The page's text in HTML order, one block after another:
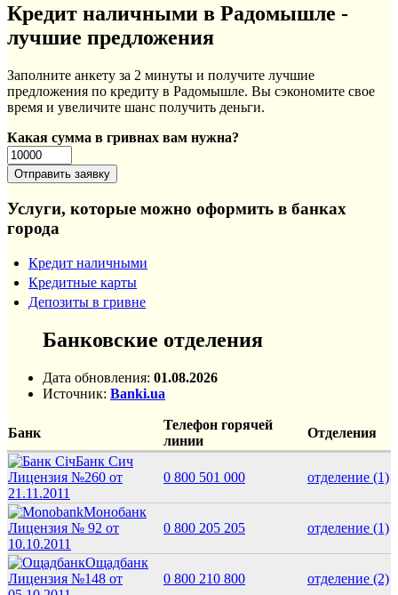
Кредит наличными в Радомышле -
лучшие предложения
Заполните анкету за 2 минуты и получите лучшие
предложения по кредиту в Радомышле. Вы сэкономите свое
время и увеличите шанс получить деньги.
Какая сумма в гривнах вам нужна?
Услуги, которые можно оформить в банках
города
Кредит наличными
Кредитные карты
Депозиты в гривне
Банковские отделения
Дата обновления: 01.08.2026
Источник: Banki.ua
Банк
Телефон горячей
линии
Отделения
Банк Сич
Лицензия №260 от
21.11.2011
0 800 501 000 отделение (1)
Монобанк
Лицензия № 92 от
10.10.2011
0 800 205 205 отделение (1)
Ощадбанк
Лицензия №148 от
0 800 210 800 отделение (2)